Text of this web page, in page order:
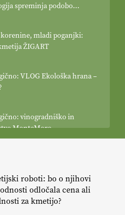
spreminja podobo
mladi poganjki:
ŽIGART
VLOG Ekološka hrana –
vinogradniško in
MonteMoro
ekološka kmetija
ekološka kmetija
roboti: bo o njihovi
odločala cena ali
za kmetijo?